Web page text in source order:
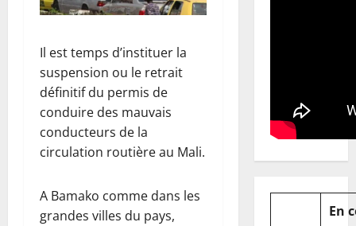
Il est temps d’instituer la
suspension ou le retrait
définitif du permis de
conduire des mauvais
conducteurs de la
circulation routière au Mali.
A Bamako comme dans les
grandes villes du pays,
En